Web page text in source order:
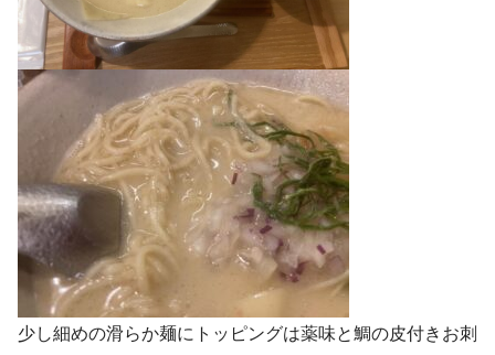
少し細めの滑らか麺にトッピングは薬味と鯛の皮付きお刺